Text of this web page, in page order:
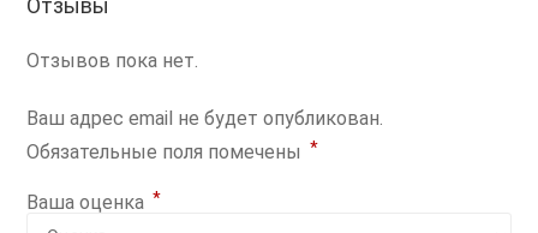
Отзывы
Отзывов пока нет.
Ваш адрес email не будет опубликован.
Обязательные поля помечены *
Ваша оценка *